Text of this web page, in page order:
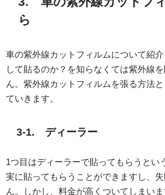
ら
車の紫外線カットフィルムについて紹
して貼るのか？を知らなくては紫外線
ん。紫外線カットフィルムを張る方法
ていきます。
3-1. ディーラー
1つ目はディーラーで貼ってもらうとい
実に貼ってもらうことができますし、
ん。しかし、料金が高くついてしまい